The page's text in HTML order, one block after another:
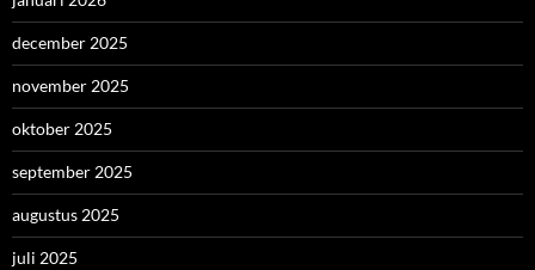
december 2025
november 2025
oktober 2025
september 2025
augustus 2025
juli 2025